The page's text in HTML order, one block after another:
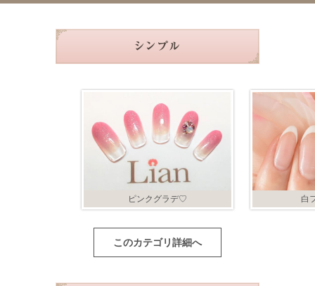
ピンクグラデ♡ 白
このカテゴリ詳細へ